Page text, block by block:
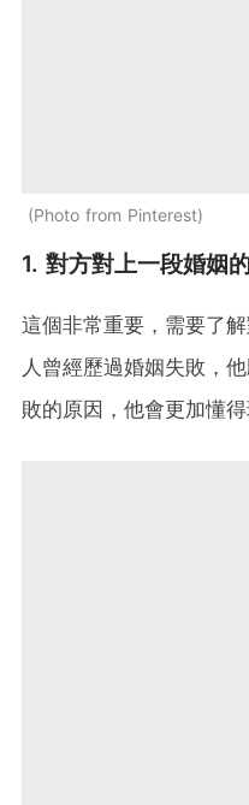
Photo from Pinterest
1. 對方對上一段婚姻
這個非常重要，需要了
人曾經歷過婚姻失敗，
敗的原因，他會更加懂